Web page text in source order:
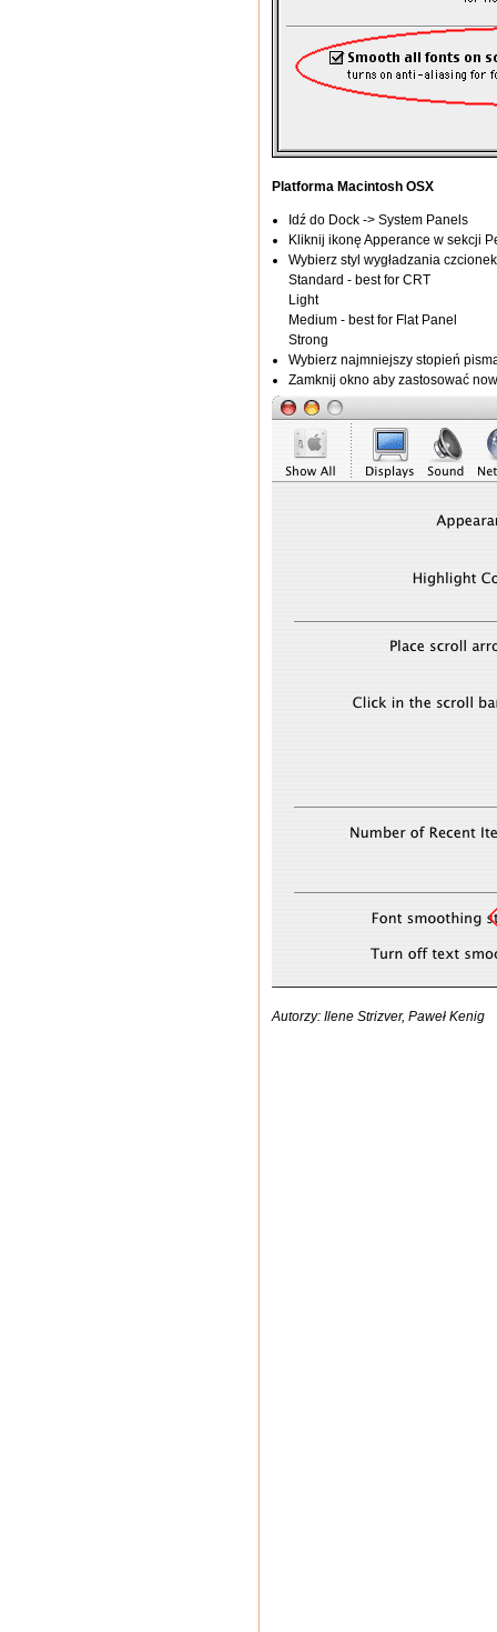
Platforma Macintosh OSX
Idź do Dock -> System Panels
Kliknij ikonę Apperance w sekcji
Wybierz styl wygładzania
Standard - best for CRT
Light
Medium - best for Flat Panel
Strong
Wybierz najmniejszy stopień
Zamknij okno aby zastosować
Autorzy: Ilene Strizver, Paweł Kenig